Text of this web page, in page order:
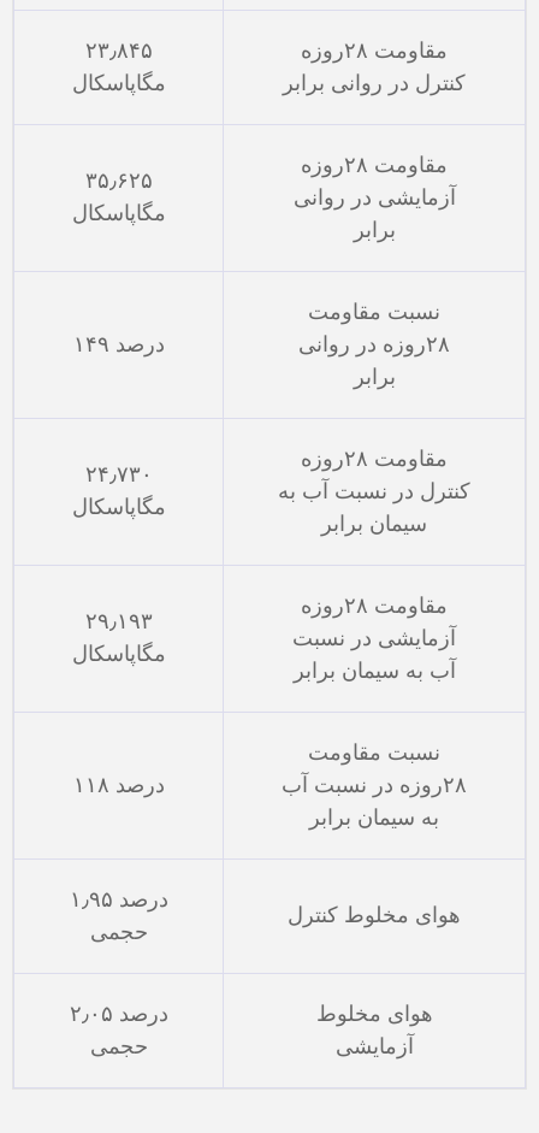
۲۳٫۸۴۵
مگاپاسکال
مقاومت ۲۸روزه
کنترل در روانی برابر
۳۵٫۶۲۵
مگاپاسکال
مقاومت ۲۸روزه
آزمایشی در روانی
برابر
۱۴۹ درصد
نسبت مقاومت
۲۸روزه در روانی
برابر
۲۴٫۷۳۰
مگاپاسکال
مقاومت ۲۸روزه
کنترل در نسبت آب به
سیمان برابر
۲۹٫۱۹۳
مگاپاسکال
مقاومت ۲۸روزه
آزمایشی در نسبت
آب به سیمان برابر
۱۱۸ درصد
نسبت مقاومت
۲۸روزه در نسبت آب
به سیمان برابر
۱٫۹۵ درصد
حجمی
هوای مخلوط کنترل
۲٫۰۵ درصد
حجمی
هوای مخلوط
آزمایشی